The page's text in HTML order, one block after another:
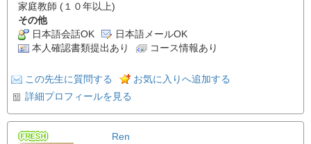
家庭教師 (１０年以上)
その他
日本語会話OK
日本語メールOK
本人確認書類提出あり
コース情報あり
この先生に質問する
お気に入りへ追加する
詳細プロフィールを見る
Ren